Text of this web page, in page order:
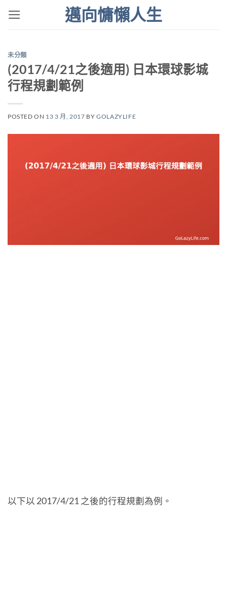
邁向慵懶人生
未分類
(2017/4/21之後適用) 日本環球影城
行程規劃範例
POSTED ON 13 3 月, 2017 BYGOLAZYLIFE
以下以 2017/4/21 之後的行程規劃為例。